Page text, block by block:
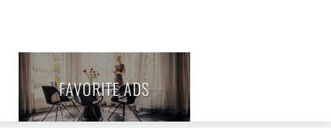
FAVORITE ADS